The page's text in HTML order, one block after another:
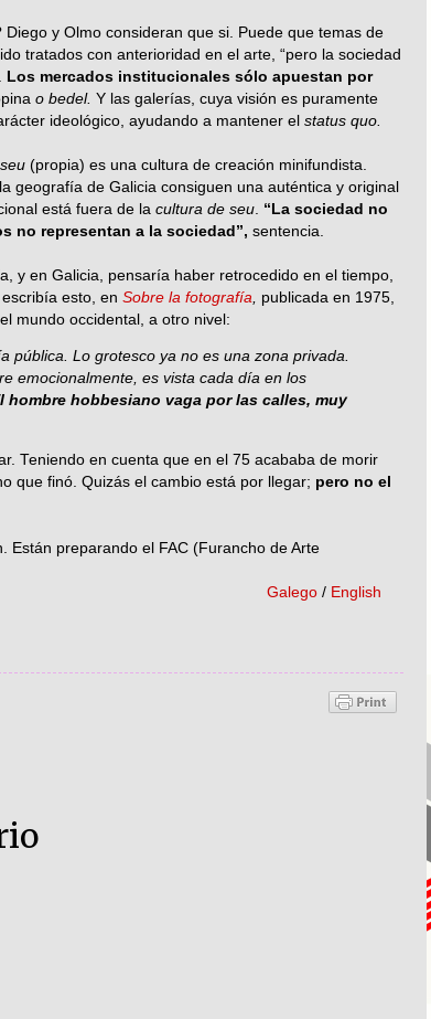
y Olmo consideran que si. Puede que temas de
tratados con anterioridad en el arte, “pero la sociedad
Los mercados institucionales sólo apuestan por
o bedel. Y las galerías, cuya visión es puramente
ideológico, ayudando a mantener el status quo.
(propia) es una cultura de creación minifundista.
geografía de Galicia consiguen una auténtica y original
está fuera de la cultura de seu “La sociedad no
no representan a la sociedad”, sentencia.
y en Galicia, pensaría haber retrocedido en el tiempo,
esto, en Sobre la fotografía
publicada en 1975,
mundo occidental, a otro nivel:
pública. Lo grotesco ya no es una zona privada.
emocionalmente, es vista cada día en los
hombre hobbesiano vaga por las calles, muy
Teniendo en cuenta que en el 75 acababa de morir
que finó. Quizás el cambio está por llegar; pero no el
Están preparando el FAC (Furancho de Arte
Galego / English